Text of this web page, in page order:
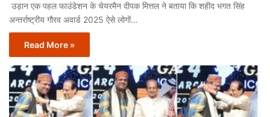
उड़ान एक पहल फाउंडेशन के चेयरमैन दीपक मित्तल ने बताया कि शहीद भगत सिंह
अन्तर्राष्ट्रीय गौरव अवार्ड 2025 ऐसे लोगों…
Read More »